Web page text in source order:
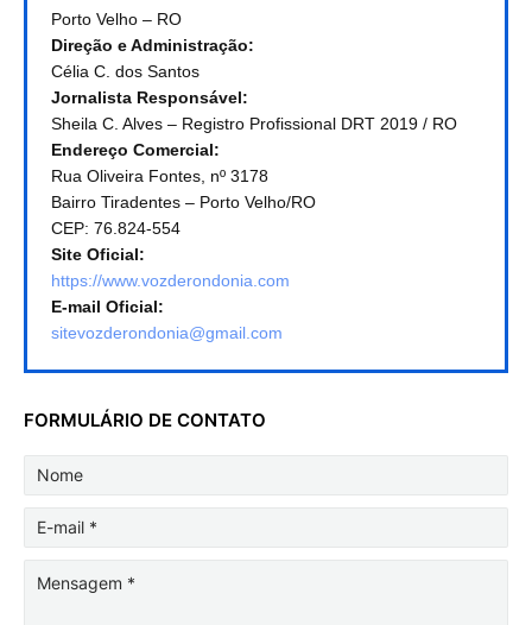
Porto Velho – RO
Direção e Administração:
Célia C. dos Santos
Jornalista Responsável:
Sheila C. Alves – Registro Profissional DRT 2019 / RO
Endereço Comercial:
Rua Oliveira Fontes, nº 3178
Bairro Tiradentes – Porto Velho/RO
CEP: 76.824-554
Site Oficial:
https://www.vozderondonia.com
E-mail Oficial:
sitevozderondonia@gmail.com
FORMULÁRIO DE CONTATO